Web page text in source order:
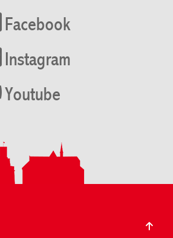
Facebook
Instagram
Youtube